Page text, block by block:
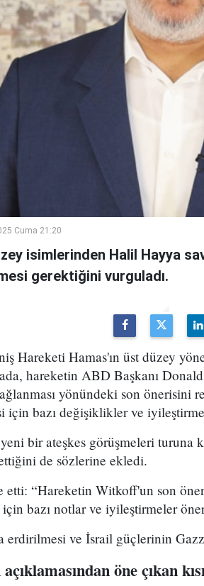
Cuma 21:20
isimlerinden Halil Hayya
gerektiğini vurguladı.
Hareketi Hamas'ın üst düzey
hareketin ABD Başkanı
yönündeki son
için bazı değişiklikler ve
bir ateşkes görüşmeleri turuna
de sözlerine ekledi.
etti: “Hareketin Witkoff'un son
bazı notlar ve iyileştirmeler
erdirilmesi ve İsrail güçlerinin
öne çıkan